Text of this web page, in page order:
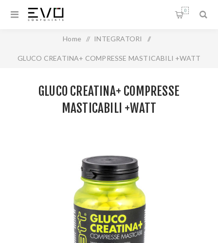
0
Home / INTEGRATORI /
GLUCO CREATINA+ COMPRESSE MASTICABILI +WATT
GLUCO CREATINA+ COMPRESSE
MASTICABILI +WATT